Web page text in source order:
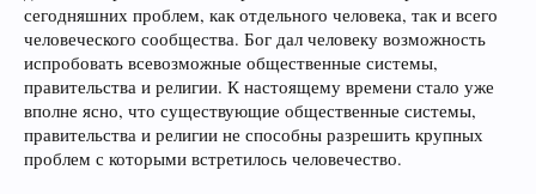
сегодняшних проблем, как отдельного человека, так и всего
человеческого сообщества. Бог дал человеку возможность
испробовать всевозможные общественные системы,
правительства и религии. К настоящему времени стало уже
вполне ясно, что существующие общественные системы,
правительства и религии не способны разрешить крупных
проблем с которыми встретилось человечество.